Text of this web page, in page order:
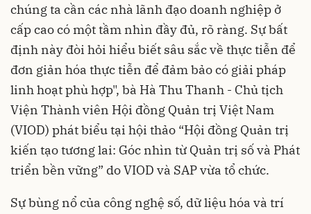
chúng ta cần các nhà lãnh đạo doanh nghiệp ở
cấp cao có một tầm nhìn đầy đủ, rõ ràng. Sự bất
định này đòi hỏi hiểu biết sâu sắc về thực tiễn để
đơn giản hóa thực tiễn để đảm bảo có giải pháp
linh hoạt phù hợp", bà Hà Thu Thanh - Chủ tịch
Viện Thành viên Hội đồng Quản trị Việt Nam
(VIOD) phát biểu tại hội thảo “Hội đồng Quản trị
kiến tạo tương lai: Góc nhìn từ Quản trị số và Phát
triển bền vững” do VIOD và SAP vừa tổ chức.
Sự bùng nổ của công nghệ số, dữ liệu hóa và trí